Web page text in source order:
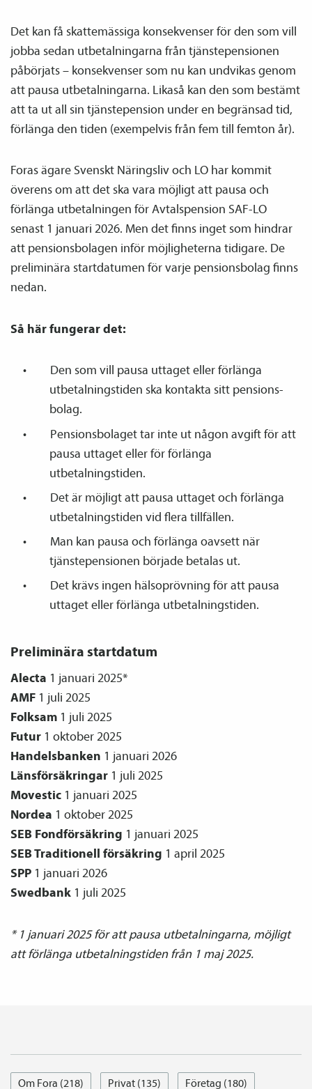
Det kan få skattemässiga konsekvenser för den som vill
jobba sedan utbetalningarna från tjänste­­pensionen
påbörjats – konsekvenser som nu kan undvikas genom
att pausa utbetalningarna. Likaså kan den som bestämt
att ta ut all sin tjänste­pension under en begränsad tid,
förlänga den tiden (exempelvis från fem till femton år).
Foras ägare Svenskt Näringsliv och LO har kommit
överens om att det ska vara möjligt att pausa och
förlänga utbetalningen för Avtals­pension SAF-LO
senast 1 januari 2026. Men det finns inget som hindrar
att pensions­bolagen inför möjligheterna tidigare. De
preliminära startdatumen för varje pensions­bolag finns
nedan.
Så här fungerar det:
Den som vill pausa uttaget eller förlänga
utbetalningstiden ska kontakta sitt pensions­
bolag.
Pensions­bolaget tar inte ut någon avgift för att
pausa uttaget eller för förlänga
utbetalningstiden.
Det är möjligt att pausa uttaget och förlänga
utbetalningstiden vid flera tillfällen.
Man kan pausa och förlänga oavsett när
tjänste­­pensionen började betalas ut.
Det krävs ingen hälsoprövning för att pausa
uttaget eller förlänga utbetalningstiden.
Preliminära startdatum
Alecta 1 januari 2025*
AMF 1 juli 2025
Folksam 1 juli 2025
Futur 1 oktober 2025
Handelsbanken 1 januari 2026
Läns­försäkringar 1 juli 2025
Movestic 1 januari 2025
Nordea 1 oktober 2025
SEB Fond­försäkring 1 januari 2025
SEB Traditionell försäkring 1 april 2025
SPP 1 januari 2026
Swedbank 1 juli 2025
* 1 januari 2025 för att pausa utbetalningarna, möjligt
att förlänga utbetalningstiden från 1 maj 2025.
Om Fora (218) Privat (135) Företag (180)